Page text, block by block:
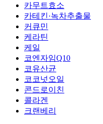
카무트효소
카테킨·녹차추출물
커큐민
케라틴
케일
코엔자임Q10
코유산균
코코넛오일
콘드로이친
콜라겐
크랜베리